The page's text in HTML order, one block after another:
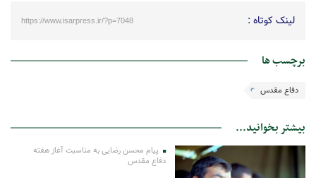
لینک کوتاه : https://www.isarpress.ir/?p=7048
برچسب ها
دفاع مقدس
بیشتر بخوانید...
پیام محسن رضایی به مناسبت آغاز هفته
دفاع مقدس